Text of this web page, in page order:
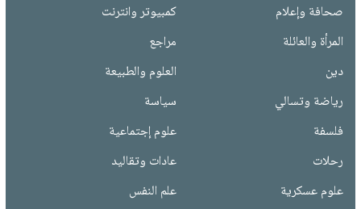
صحافة وإعلام
كمبيوتر وانترنت
المرأة والعائلة
مراجع
دين
العلوم والطبيعة
رياضة وتسالي
سياسة
فلسفة
علوم إجتماعية
رحلات
عادات وتقاليد
علوم عسكرية
علم النفس